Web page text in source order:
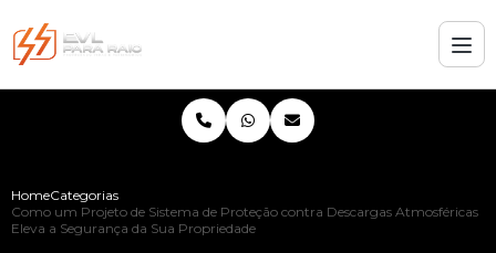
HomeCategorias
Como um Projeto de Sistema de Proteção contra Descargas Atmosféricas
Eleva a Segurança da Sua Propriedade